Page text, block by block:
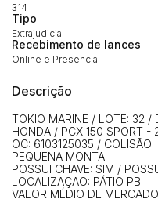
314
Tipo
Extrajudicial
Recebimento de lances
Online e Presencial
Descrição
TOKIO MARINE / LOTE: 32 /
HONDA / PCX 150 SPORT -
OC: 6103125035 / COLISÃO
PEQUENA MONTA
POSSUI CHAVE: SIM /
LOCALIZAÇÃO: PÁTIO PB
VALOR MÉDIO DE
14/04/2025
14/04/2025
Clique aqui para fazer